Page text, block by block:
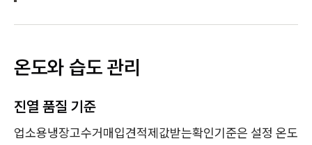
온도와 습도 관리
진열 품질 기준
업소용냉장고수거매입견적제값받는확인기준은 설정 온도